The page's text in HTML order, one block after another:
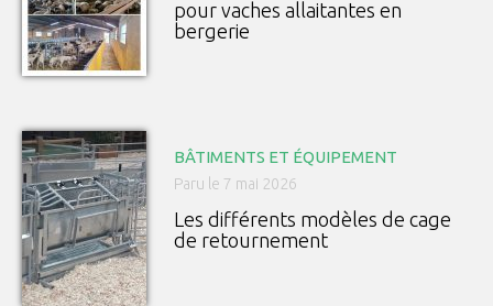
pour vaches allaitantes en
bergerie
BÂTIMENTS ET ÉQUIPEMENT
Paru le 7 mai 2026
Les différents modèles de cage
de retournement